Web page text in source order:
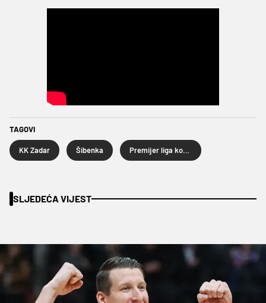
TAGOVI
KK Zadar Šibenka
SLJEDEĆA VIJEST